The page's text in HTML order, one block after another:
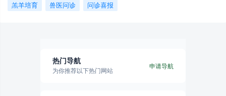
羔羊培育
兽医问诊 问诊喜报
热门导航
为你推荐以下热门网站
申请导航